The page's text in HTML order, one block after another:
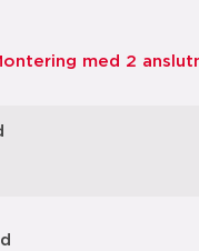
med 2